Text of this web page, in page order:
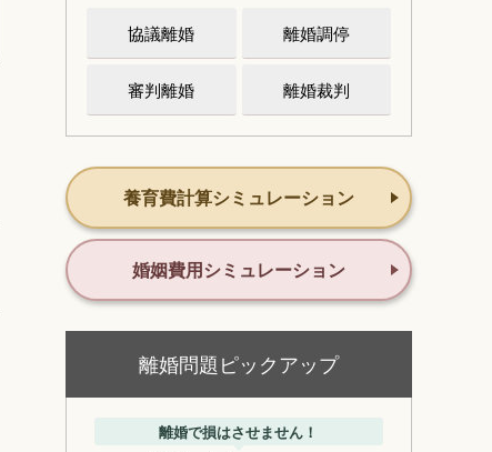
協議離婚 離婚調停
審判離婚 離婚裁判
養育費計算シミュレーション
婚姻費用シミュレーション
離婚問題ピックアップ
離婚で損はさせません！